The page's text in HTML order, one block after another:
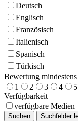
Deutsch
Englisch
Französisch
Italienisch
Spanisch
Türkisch
Bewertung mindestens
1
2 3 4
5
Verfügbarkeit
verfügbare Medien